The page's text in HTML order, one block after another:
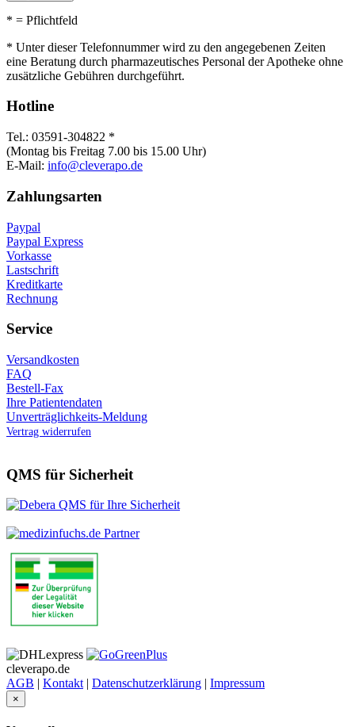
* = Pflichtfeld
* Unter dieser Telefonnummer wird zu den angegebenen Zeiten
eine Beratung durch pharmazeutisches Personal der Apotheke ohne
zusätzliche Gebühren durchgeführt.
Hotline
Tel.: 03591-304822 *
(Montag bis Freitag 7.00 bis 15.00 Uhr)
E-Mail: info@cleverapo.de
Zahlungsarten
Paypal
Paypal Express
Vorkasse
Lastschrift
Kreditkarte
Rechnung
Service
Versandkosten
FAQ
Bestell-Fax
Ihre Patientendaten
Unverträglichkeits-Meldung
Vertrag widerrufen
QMS für Sicherheit
cleverapo.de
AGB | Kontakt | Datenschutzerklärung | Impressum
×